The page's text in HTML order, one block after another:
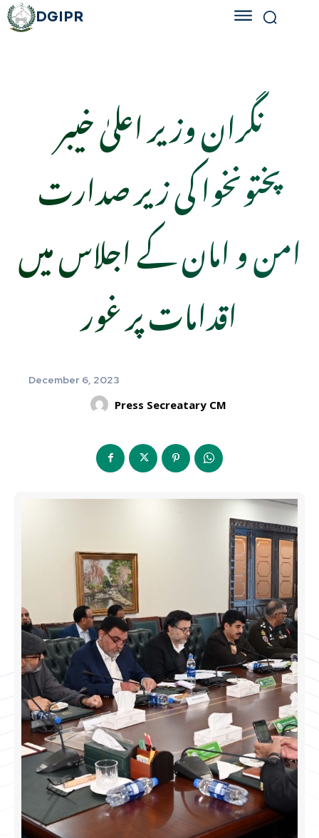
DGIPR
نگران وزیر اعلیٰ خیبر
پختونخوا کی زیر صدارت
امن و امان کے اجلاس میں
اقدامات پر غور
December 6, 2023
Press Secreatary CM